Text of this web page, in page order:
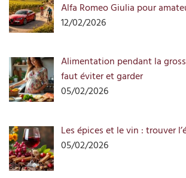
Alfa Romeo Giulia pour
12/02/2026
Alimentation pendant la
faut éviter et garder
05/02/2026
Les épices et le vin : trouver
05/02/2026